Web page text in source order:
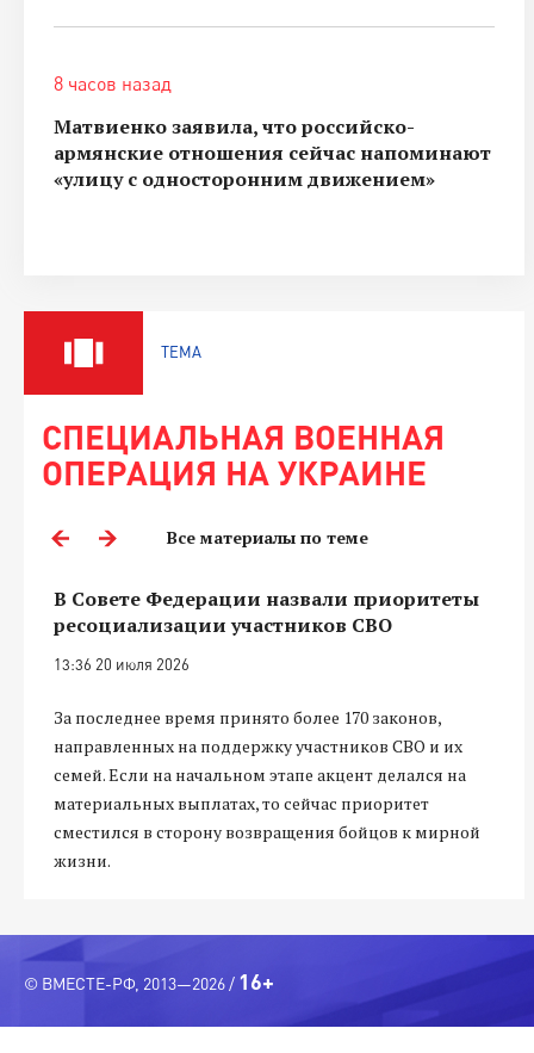
8 часов назад
Матвиенко заявила, что российско-
армянские отношения сейчас напоминают
«улицу с односторонним движением»
ТЕМА
СПЕЦИАЛЬНАЯ ВОЕННАЯ
ОПЕРАЦИЯ НА УКРАИНЕ
Все материалы по теме
В Совете Федерации назвали приоритеты
ресоциализации участников СВО
13:36 20 июля 2026
За последнее время принято более 170 законов,
направленных на поддержку участников СВО и их
семей. Если на начальном этапе акцент делался на
материальных выплатах, то сейчас приоритет
сместился в сторону возвращения бойцов к мирной
жизни.
© ВМЕСТЕ-РФ, 2013—2026 / 16+